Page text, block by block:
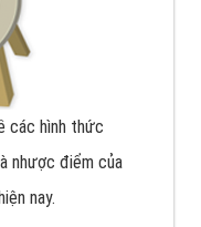
các hình thức
nhược điểm của
nay.